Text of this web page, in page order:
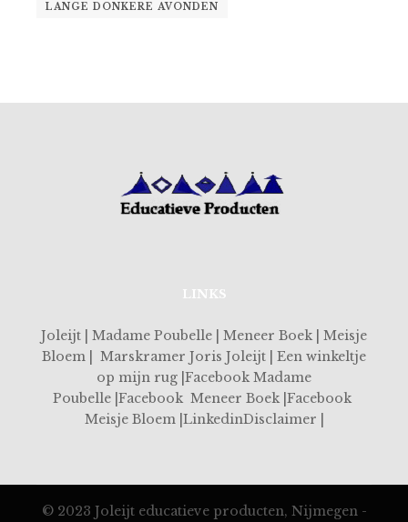
LANGE DONKERE AVONDEN
LINKS
Joleijt | Madame Poubelle | Meneer Boek | Meisje
Bloem | Marskramer Joris Joleijt | Een winkeltje
op mijn rug |Facebook Madame
Poubelle |Facebook Meneer Boek |Facebook
Meisje Bloem |LinkedinDisclaimer |
© 2023 Joleijt educatieve producten, Nijmegen -